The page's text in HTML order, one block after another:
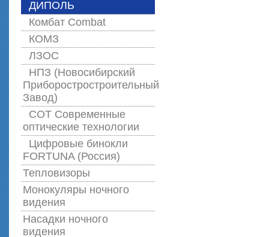
ДИПОЛЬ
Комбат Combat
КОМЗ
ЛЗОС
НПЗ (Новосибирский
Приборостростроительный
Завод)
СОТ Современные
оптические технологии
Цифровые бинокли
FORTUNA (Россия)
Тепловизоры
Монокуляры ночного
видения
Насадки ночного
видения